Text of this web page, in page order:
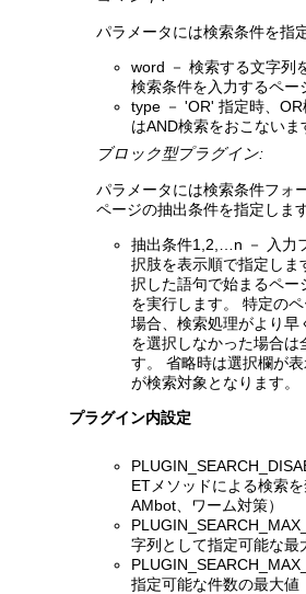
パラメータには検索条件を指
word － 検索する文字列
検索条件を入力するペー
type － 'OR' 指定時、
はAND検索をおこないま
ブロック型プラグイン:
パラメータには検索条件フォ
ページの抽出条件を指定します
抽出条件1,2,…n － 入力
択肢を表示順で指定しま
択した語句で始まるペ
を実行します。 特定の
場合、検索処理がより
を選択しなかった場合は
す。 省略時は選択欄が
が検索対象となります。
プラグイン内設定
ETメソッドによる検索
AMbot、ワーム対策）
字列として指定可能な最
指定可能な件数の最大値